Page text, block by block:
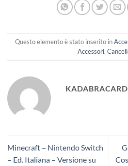
Questo elemento è stato inserito in
Accessori,
Minecraft – Nintendo Switch
– Ed. Italiana – Versione su